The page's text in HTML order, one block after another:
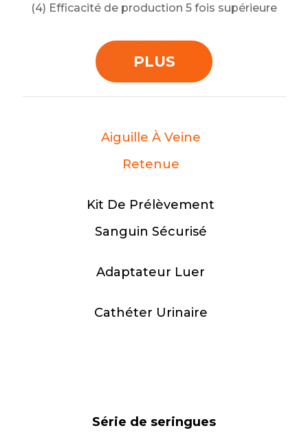
(4) Efficacité de production 5 fois supérieure
PLUS
PLUS
PLUS
PLUS
Aiguille À Veine
Retenue
Kit De Prélèvement
Sanguin Sécurisé
Adaptateur Luer
Cathéter Urinaire
Série de seringues
Aiguille de sécurité
Série de sièges d'aiguilles de seringue
Aiguille pour stylo à insuline